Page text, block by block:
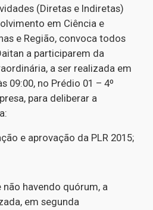
(Diretas e Indiretas)
em Ciência e
e Região, convoca todos
a participarem da
a ser realizada em
09:00, no Prédio 01 – 4º
para deliberar a
e aprovação da PLR 2015;
havendo quórum, a
em segunda